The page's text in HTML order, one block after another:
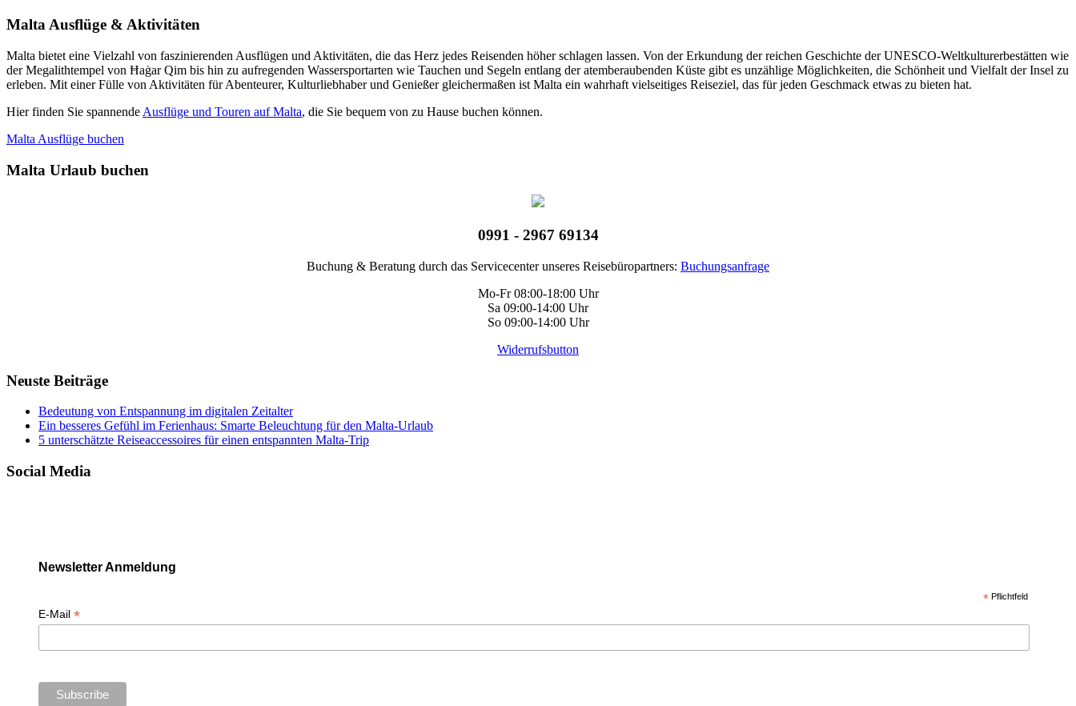
Malta Ausflüge & Aktivitäten
Malta bietet eine Vielzahl von faszinierenden Ausflügen und Aktivitäten, die das Herz jedes Reisenden höher schlagen lassen. Von der Erkundung der reichen Geschichte der UNESCO-Weltkulturerbestätten wie
der Megalithtempel von Ħaġar Qim bis hin zu aufregenden Wassersportarten wie Tauchen und Segeln entlang der atemberaubenden Küste gibt es unzählige Möglichkeiten, die Schönheit und Vielfalt der Insel zu
erleben. Mit einer Fülle von Aktivitäten für Abenteurer, Kulturliebhaber und Genießer gleichermaßen ist Malta ein wahrhaft vielseitiges Reiseziel, das für jeden Geschmack etwas zu bieten hat.
Hier finden Sie spannende Ausflüge und Touren auf Malta, die Sie bequem von zu Hause buchen können.
Malta Ausflüge buchen
Malta Urlaub buchen
0991 - 2967 69134
Buchung & Beratung durch das Servicecenter unseres Reisebüropartners: Buchungsanfrage
Mo-Fr 08:00-18:00 Uhr
Sa 09:00-14:00 Uhr
So 09:00-14:00 Uhr
Widerrufsbutton
Neuste Beiträge
Bedeutung von Entspannung im digitalen Zeitalter
Ein besseres Gefühl im Ferienhaus: Smarte Beleuchtung für den Malta-Urlaub
5 unterschätzte Reiseaccessoires für einen entspannten Malta-Trip
Social Media
Newsletter Anmeldung
* Pflichtfeld
E-Mail *